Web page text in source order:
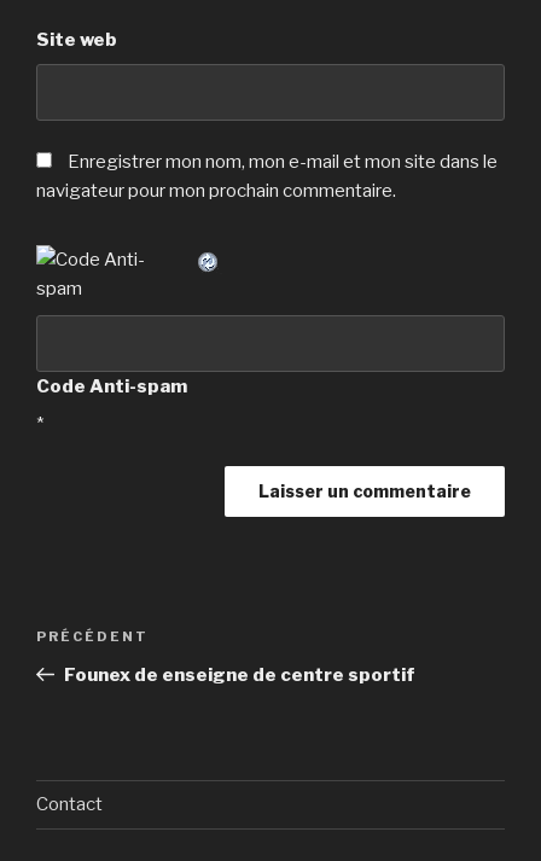
Site web
Enregistrer mon nom, mon e-mail et mon site dans le
navigateur pour mon prochain commentaire.
Code Anti-spam
*
e
r
Navigation
l’article
Article
précédent
PRÉCÉDENT
Founex de enseigne de centre sportif
Contact